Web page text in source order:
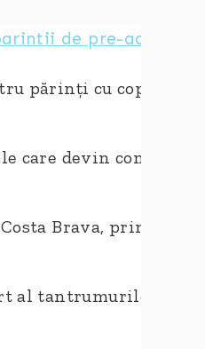
părinți cu copii de
care devin
Brava, prima
al tantrumurilor de